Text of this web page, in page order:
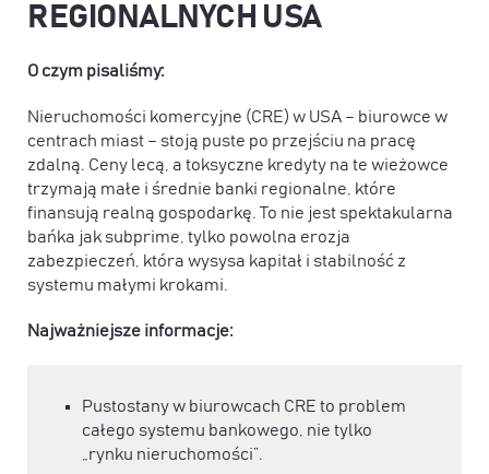
REGIONALNYCH USA
O czym pisaliśmy:
Nieruchomości komercyjne (CRE) w USA – biurowce w
centrach miast – stoją puste po przejściu na pracę
zdalną. Ceny lecą, a toksyczne kredyty na te wieżowce
trzymają małe i średnie banki regionalne, które
finansują realną gospodarkę. To nie jest spektakularna
bańka jak subprime, tylko powolna erozja
zabezpieczeń, która wysysa kapitał i stabilność z
systemu małymi krokami.
Najważniejsze informacje:
Pustostany w biurowcach CRE to problem
całego systemu bankowego, nie tylko
„rynku nieruchomości”.